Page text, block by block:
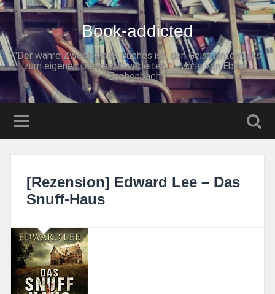
Book-addicted
"Der wahre Zweck eines Buches ist, den Geist hinterrücks
zum eigenen Denken zu verleiten." - Marie von Ebner-
Eschenbach -
[Rezension] Edward Lee – Das
Snuff-Haus